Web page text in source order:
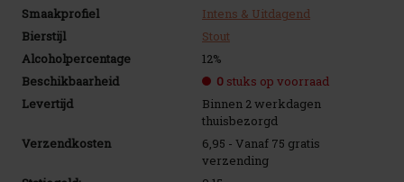
Smaakprofiel
Intens & Uitdagend
Bierstijl
Stout
Alcoholpercentage
12%
Beschikbaarheid
0 stuks op voorraad
Levertijd
Binnen 2 werkdagen
thuisbezorgd
Verzendkosten
6,95 - Vanaf 75 gratis
verzending